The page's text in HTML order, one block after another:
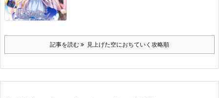
記事を読む 見上げた空におちていく攻略順